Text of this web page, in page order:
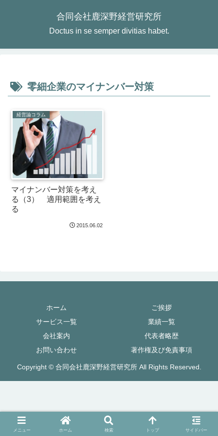
合同会社鹿深野経営研究所
Doctus in se semper divitias habet.
零細企業のマイナンバー対策
経営論コラム
マイナンバー対策を考え
る（3） 適用範囲を考え
る
2015.06.02
ホーム
ご挨拶
サービス一覧
業績一覧
会社案内
代表者略歴
お問い合わせ
著作権及び免責事項
Copyright © 合同会社鹿深野経営研究所 All Rights Reserved.
メニュー ホーム 検索 トップ サイドバー